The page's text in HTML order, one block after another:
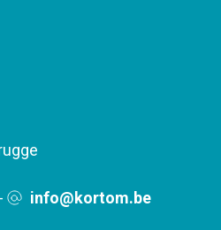
- info@kortom.be